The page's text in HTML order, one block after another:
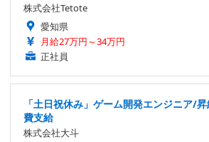
株式会社Tetote
愛知県
月給27万円～34万円
正社員
「土日祝休み」ゲーム開発エンジニア/
費支給
株式会社大斗